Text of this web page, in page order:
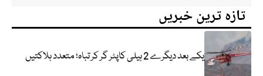
تازہ ترین خبریں
یکے بعد دیگرے 2 ہیلی کاپٹر گر کر تباہ؛ متعدد ہلاکتیں